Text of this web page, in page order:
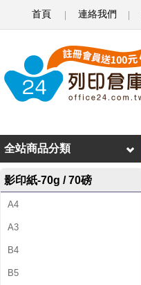
首頁 連絡我們
o
h
e
r
H
L
全站商品分類
影印紙-70g / 70磅
A4
A3
B4
B5